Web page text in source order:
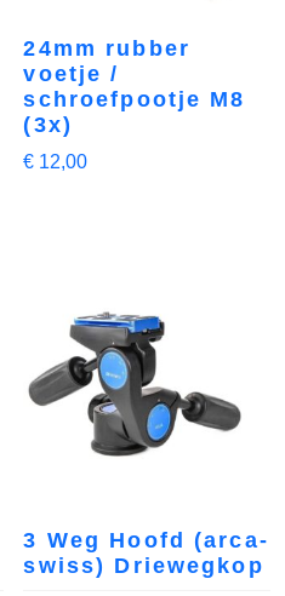
24mm rubber
voetje /
schroefpootje M8
(3x)
€ 12,00
3 Weg Hoofd (arca-
swiss) Driewegkop